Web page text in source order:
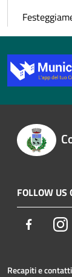
FOLLOW US
Facebook
Recapiti e contatti